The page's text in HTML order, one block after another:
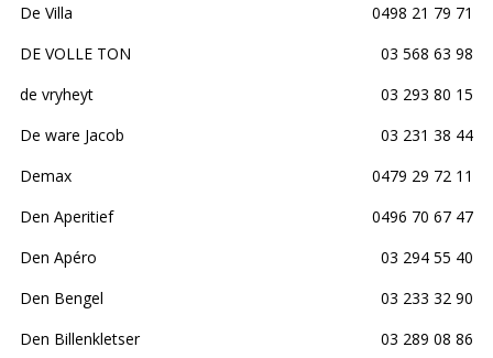
De Villa
0498 21 79 71
DE VOLLE TON
03 568 63 98
de vryheyt
03 293 80 15
De ware Jacob
03 231 38 44
Demax
0479 29 72 11
Den Aperitief
0496 70 67 47
Den Apéro
03 294 55 40
Den Bengel
03 233 32 90
Den Billenkletser
03 289 08 86